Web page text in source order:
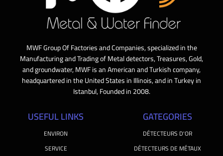
MWF Group Of Factories and Companies, specialized in the
Manufacturing and Trading of Metal detectors, Treasures, Gold,
and groundwater, MWF is an American and Turkish company,
headquartered in the United States in Illinois, and in Turkey in
Istanbul, Founded in 2008.
USEFUL LINKS
ENVIRON
SERVICE
GATEGORIES
DÉTECTEURS D'OR
DÉTECTEURS DE MÉTAUX